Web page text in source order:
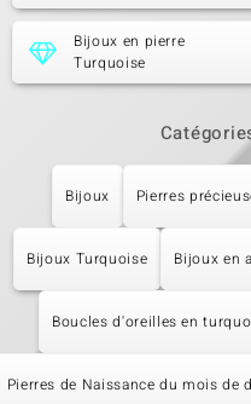
Bijoux en pierre
Turquoise
Bijoux Pierres
Bijoux Turquoise Bijoux en
Boucles d'oreilles en
Pierres de Naissance du mois